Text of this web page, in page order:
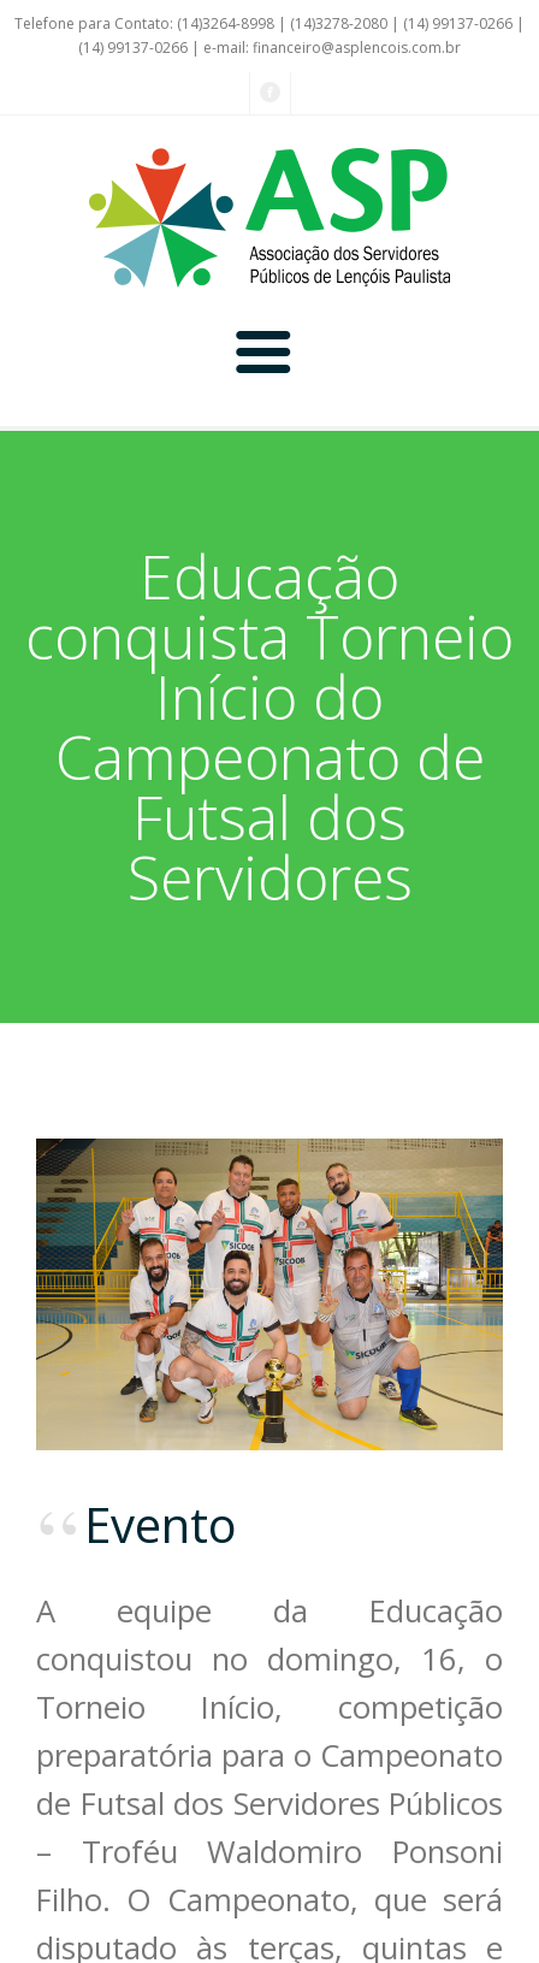
Telefone para Contato: (14)3264-8998 | (14)3278-2080 | (14) 99137-0266 |
(14) 99137-0266 | e-mail: financeiro@asplencois.com.br
Convênio Online
Notícias
Vídeos
Aniversariantes
Boletim Informativo
Extrato do Cartão ASP
Nossos Convênios
Sobre
Diretoria
Nossa História
Educação
conquista Torneio
Início do
Campeonato de
Futsal dos
Servidores
Evento
A equipe da Educação
conquistou no domingo, 16, o
Torneio Início, competição
preparatória para o Campeonato
de Futsal dos Servidores Públicos
– Troféu Waldomiro Ponsoni
Filho. O Campeonato, que será
disputado às terças, quintas e